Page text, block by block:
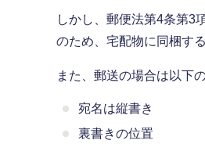
しかし、郵便法第4条第3
のため、宅配物に同梱す
また、郵送の場合は以下
宛名は縦書き
裏書きの位置